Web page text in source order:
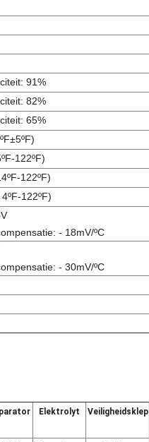
91%
82%
65%
122ºF)
122ºF)
122ºF)
- 18mV/ºC
- 30mV/ºC
Elektrolyt Veiligheidsklep